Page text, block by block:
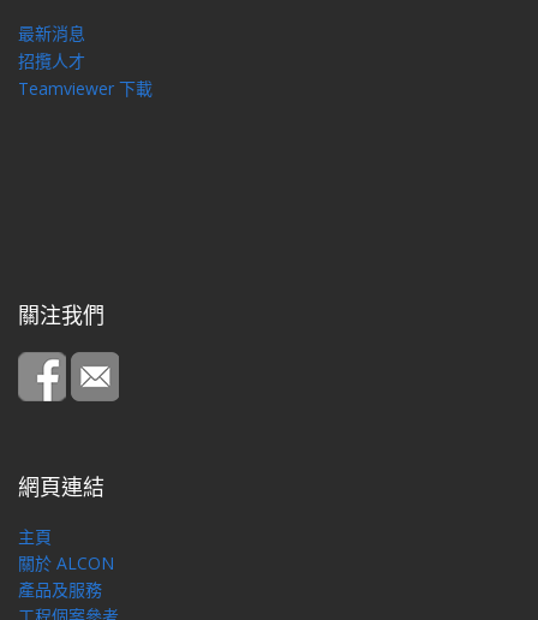
最新消息
招攬人才
Teamviewer 下載
關注我們
網頁連結
主頁
關於 ALCON
產品及服務